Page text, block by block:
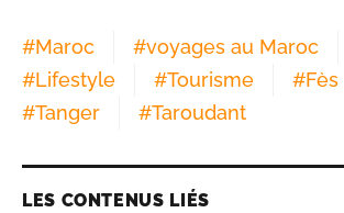
#Maroc #voyages au Maroc
#Lifestyle #Tourisme #Fès
#Tanger #Taroudant
LES CONTENUS LIÉS